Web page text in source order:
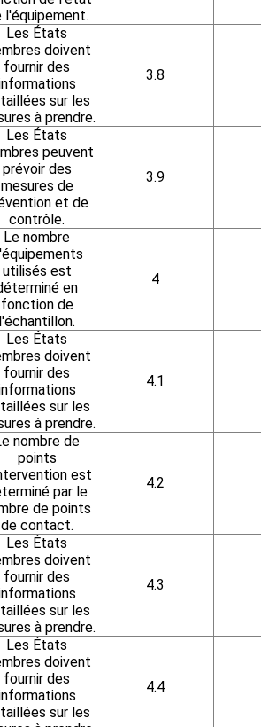
l'équipement.
Les États
doivent
fournir des
sur les
à prendre.
3.8
Les États
peuvent
prévoir des
mesures de
et de
contrôle.
3.9
Le nombre
utilisés est
en
fonction de
l'échantillon.
4
Les États
doivent
fournir des
sur les
à prendre.
4.1
nombre de
points
est
par le
de points
de contact.
4.2
Les États
doivent
fournir des
sur les
à prendre.
4.3
Les États
doivent
fournir des
sur les
4.4